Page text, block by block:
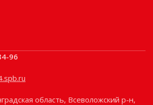
96
область, Всеволожский р-н,